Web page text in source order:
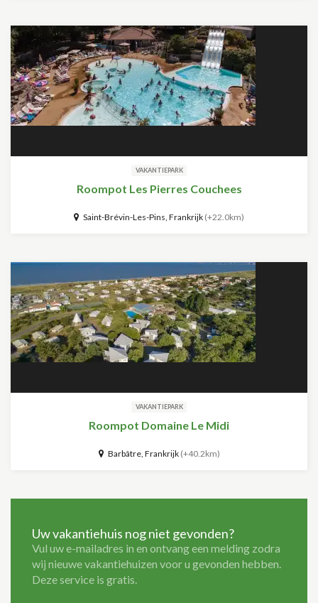
VAKANTIEPARK
Roompot Les Pierres Couchees
Saint-Brévin-Les-Pins, Frankrijk (+22.0km)
VAKANTIEPARK
Roompot Domaine Le Midi
Barbâtre, Frankrijk (+40.2km)
Uw vakantiehuis nog niet gevonden?
Vul uw e-mailadres in en ontvang een melding zodra
wij nieuwe vakantiehuizen voor u gevonden hebben.
Deze service is gratis.